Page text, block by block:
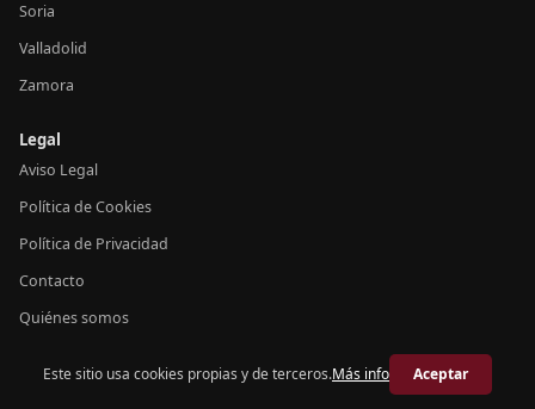
Soria
Valladolid
Zamora
Legal
Aviso Legal
Política de Cookies
Política de Privacidad
Contacto
Quiénes somos
© 2026 Crónica Castilla y León
Este sitio usa cookies propias y de terceros.Más info Aceptar